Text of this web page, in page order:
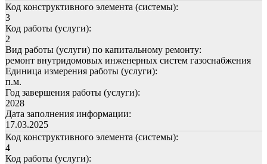
Код конструктивного элемента (системы):
3
Код работы (услуги):
2
Вид работы (услуги) по капитальному ремонту:
ремонт внутридомовых инженерных систем газоснабжения
Единица измерения работы (услуги):
п.м.
Год завершения работы (услуги):
2028
Дата заполнения информации:
17.03.2025
Код конструктивного элемента (системы):
4
Код работы (услуги):